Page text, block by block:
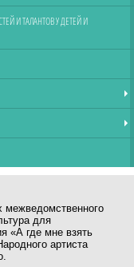
И ТАЛАНТОВ У ДЕТЕЙ И
межведомственного
для
«А где мне взять
артиста